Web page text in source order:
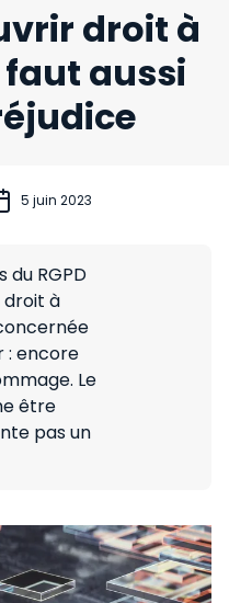
droit à
aussi
5 juin 2023
du RGPD
droit à
: encore
Le
être
pas un